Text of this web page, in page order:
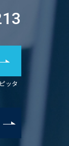
ッタ